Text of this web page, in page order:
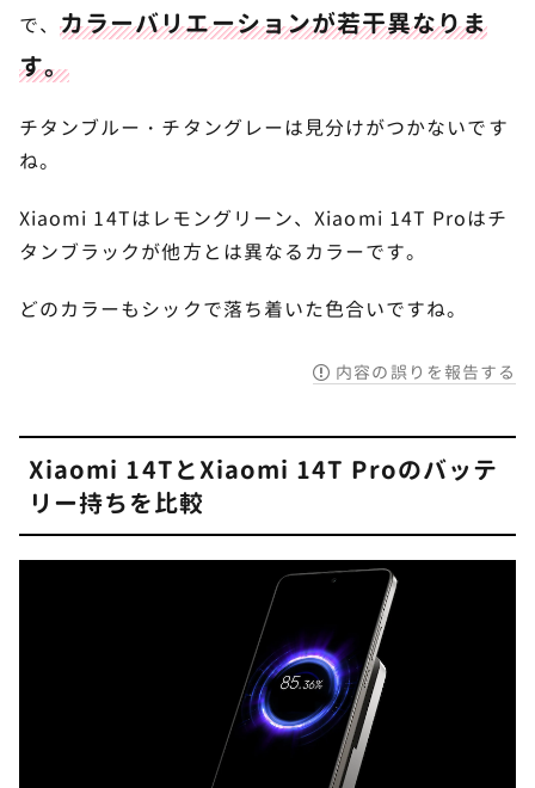
で、カラーバリエーションが若干異なりま
す。
チタンブルー・チタングレーは見分けがつかないです
ね。
Xiaomi 14Tはレモングリーン、Xiaomi 14T Proはチ
タンブラックが他方とは異なるカラーです。
どのカラーもシックで落ち着いた色合いですね。
内容の誤りを報告する
Xiaomi 14TとXiaomi 14T Proのバッテ
リー持ちを比較